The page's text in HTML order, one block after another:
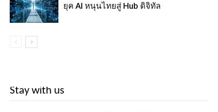
ยุค AI หนุนไทยสู่ Hub ดิจิทัล
Stay with us